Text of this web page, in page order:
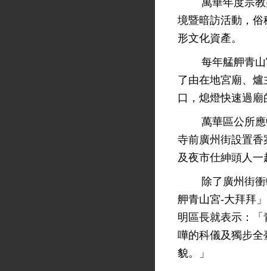
境暨暗訪活動，
形文化資產。
每年艋舺青山宮
了由在地宮廟、
口，熄燈快速過
萬華區公所應中
寺前廣州街設置
及夜市仕紳頭人
除了廣州街衝轎
舺青山宮-大拜拜
明區長就表示：
嘩的科儀及獨步
貌。」